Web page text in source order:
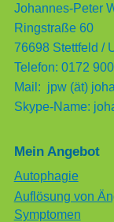
Johannes-Peter
Ringstraße 60
76698 Stettfeld /
Telefon: 0172
Mail: jpw (ät)
Skype-Name:
Mein Angebot
Autophagie
Auflösung von
Symptomen